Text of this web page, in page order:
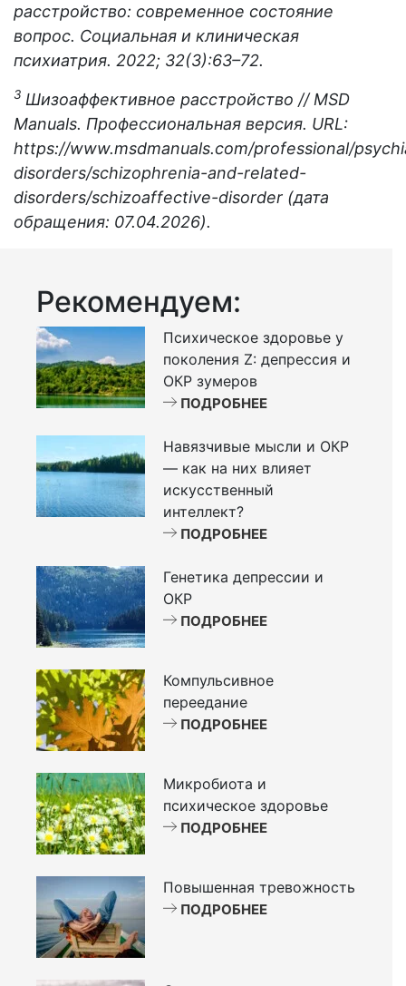
расстройство: современное состояние
вопрос. Социальная и клиническая
психиатрия. 2022; 32(3):63–72.
3 Шизоаффективное расстройство // MSD
Manuals. Профессиональная версия. URL:
https://www.msdmanuals.com/professional/
disorders/schizophrenia-and-related-
disorders/schizoaffective-disorder (дата
обращения: 07.04.2026).
Рекомендуем:
Психическое здоровье у
поколения Z: депрессия и
ОКР зумеров
ПОДРОБНЕЕ
Навязчивые мысли и ОКР
— как на них влияет
искусственный
интеллект?
ПОДРОБНЕЕ
Генетика депрессии и
ОКР
ПОДРОБНЕЕ
Компульсивное
переедание
ПОДРОБНЕЕ
Микробиота и
психическое здоровье
ПОДРОБНЕЕ
Повышенная тревожность
ПОДРОБНЕЕ